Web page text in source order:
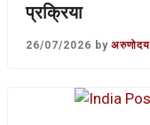
प्रक्रिया
26/07/2026 by